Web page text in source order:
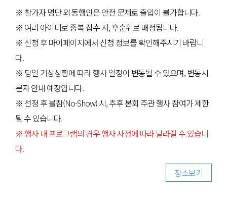
※ 참가자 명단 외 동행인은 안전 문제로 출입이 불가합니다.
※ 여러 아이디로 중복 접수 시, 후순위로 배정됩니다.
※ 신청 후 마이페이지에서 신청 정보를 확인해주시기 바랍니
다.
※ 당일 기상상황에 따라 행사 일정이 변동될 수 있으며, 변동시
문자 안내 예정입니다.
※ 선정 후 불참(No-Show) 시, 추후 본회 주관 행사 참여가 제한
될 수 있습니다.
※ 행사 내 프로그램의 경우 행사 사정에 따라 달라질 수 있습니
다.
장소보기